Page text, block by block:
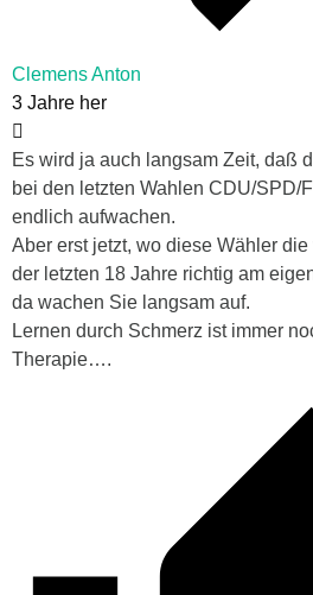
Clemens Anton
3 Jahre her
Es wird ja auch langsam Zeit, daß
bei den letzten Wahlen CDU/SPD/
endlich aufwachen.
Aber erst jetzt, wo diese Wähler
der letzten 18 Jahre richtig am
da wachen Sie langsam auf.
Lernen durch Schmerz ist immer
Therapie….